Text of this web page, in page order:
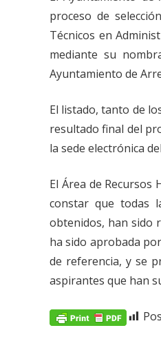
proceso de
Técnicos en
mediante su
Ayuntamiento de
El listado, tanto de
resultado final del
la sede electrónica
El Área de Recursos
constar que todas
obtenidos, han sido
ha sido aprobada
de referencia, y se
aspirantes que han